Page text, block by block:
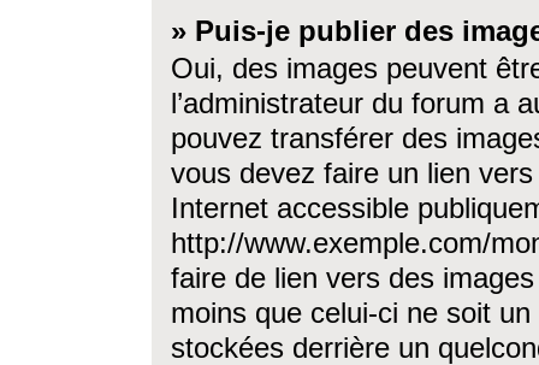
» Puis-je publier des
Oui, des images peuvent
l’administrateur du forum a
pouvez transférer des
vous devez faire un lien
Internet accessible
http://www.exemple.com/
faire de lien vers des
moins que celui-ci ne soit
stockées derrière un